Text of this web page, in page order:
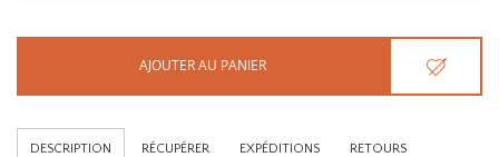
AJOUTER AU PANIER
DESCRIPTION RÉCUPÉRER EXPÉDITIONS RETOURS